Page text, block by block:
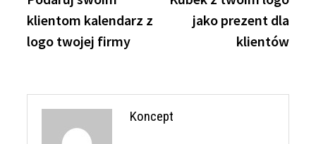
wpisu
klientom kalendarz z
logo twojej firmy
jako prezent dla
klientów
Koncept